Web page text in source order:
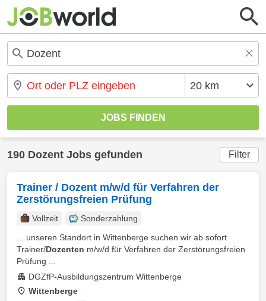
190 Dozent Jobs gefunden Filter
Trainer / Dozent m/w/d für Verfahren der
Zerstörungsfreien Prüfung
Vollzeit
Sonderzahlung
... unseren Standort in Wittenberge suchen wir ab sofort
Trainer/Dozenten m/w/d für Verfahren der Zerstörungsfreien
Prüfung ...
DGZfP-Ausbildungszentrum Wittenberge
Wittenberge